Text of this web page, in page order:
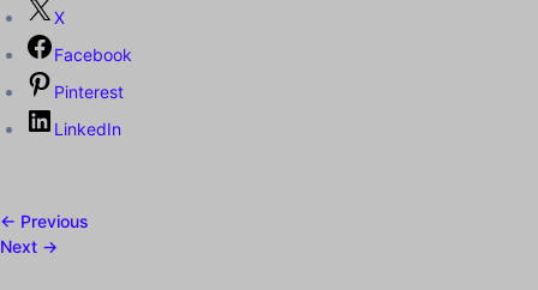
X
Facebook
Pinterest
LinkedIn
← Previous
Next →